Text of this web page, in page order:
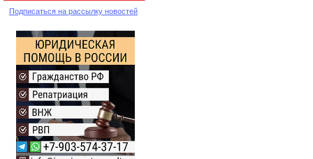
Подписаться на рассылку новостей